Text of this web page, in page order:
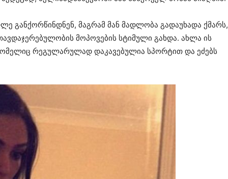
განქორწინდნენ, მაგრამ მან მადლობა გადაუხადა ქმარს,
მოპოვების სტიმული გახდა. ახლა ის
რეგულარულად დაკავებულია სპორტით და ეძებს